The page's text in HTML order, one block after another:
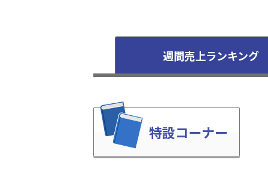
週間売上ランキング
特設コーナー